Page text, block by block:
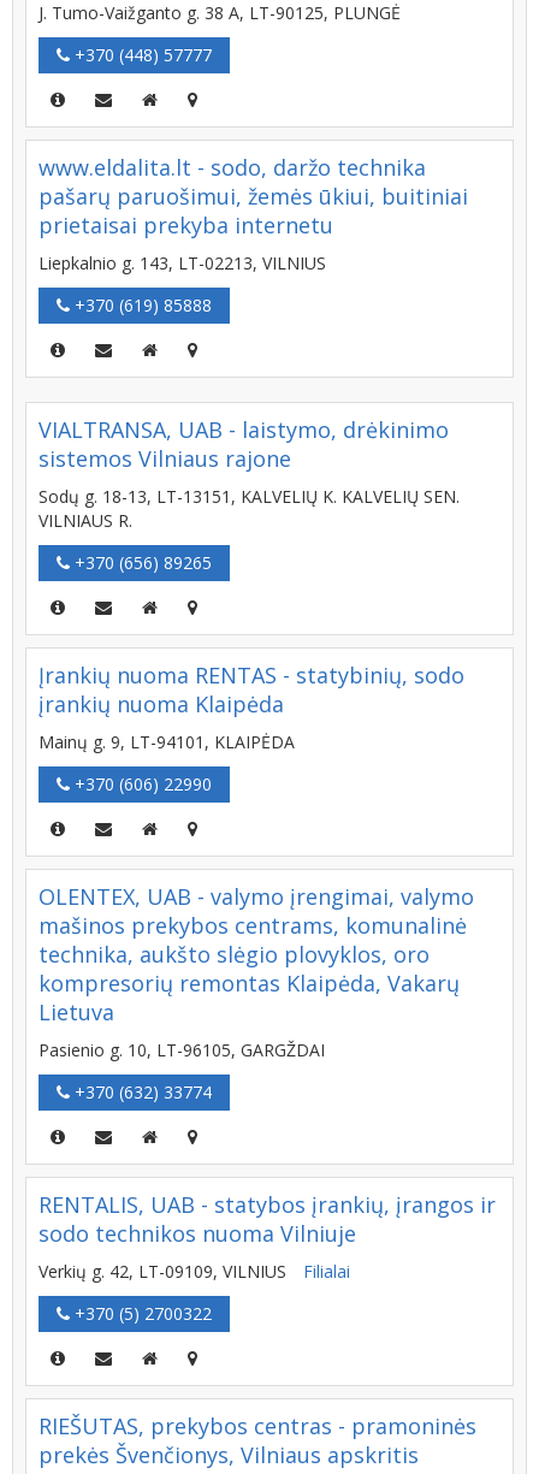
J. Tumo-Vaižganto g. 38 A, LT-90125, PLUNGĖ
+370 (448) 57777
www.eldalita.lt - sodo, daržo technika
pašarų paruošimui, žemės ūkiui, buitiniai
prietaisai prekyba internetu
Liepkalnio g. 143, LT-02213, VILNIUS
+370 (619) 85888
VIALTRANSA, UAB - laistymo, drėkinimo
sistemos Vilniaus rajone
Sodų g. 18-13, LT-13151, KALVELIŲ K. KALVELIŲ SEN.
VILNIAUS R.
+370 (656) 89265
Įrankių nuoma RENTAS - statybinių, sodo
įrankių nuoma Klaipėda
Mainų g. 9, LT-94101, KLAIPĖDA
+370 (606) 22990
OLENTEX, UAB - valymo įrengimai, valymo
mašinos prekybos centrams, komunalinė
technika, aukšto slėgio plovyklos, oro
kompresorių remontas Klaipėda, Vakarų
Lietuva
Pasienio g. 10, LT-96105, GARGŽDAI
+370 (632) 33774
RENTALIS, UAB - statybos įrankių, įrangos ir
sodo technikos nuoma Vilniuje
Verkių g. 42, LT-09109, VILNIUS
Filialai
+370 (5) 2700322
RIEŠUTAS, prekybos centras - pramoninės
prekės Švenčionys, Vilniaus apskritis